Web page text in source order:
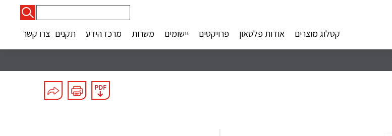
קטלוג מוצרים
אודות פלסאון פרויקטים יישומים משרות מרכז הידע תקנים צרו קשר